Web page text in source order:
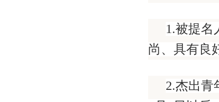
1.被提名
尚、具有良
2.杰出青